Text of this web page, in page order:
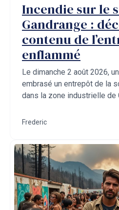
Incendie sur le
Gandrange :
contenu de
enflammé
Le dimanche 2 août 2026,
embrasé un entrepôt de la
dans la zone industrielle de
Frederic